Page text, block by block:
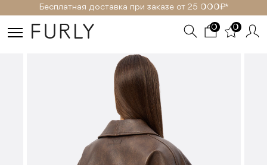
Бесплатная доставка при заказе от 25 000₽ *
0 0